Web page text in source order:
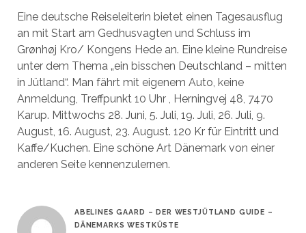
Eine deutsche Reiseleiterin bietet einen Tagesausflug
an mit Start am Gedhusvagten und Schluss im
Grønhøj Kro/ Kongens Hede an. Eine kleine Rundreise
unter dem Thema „ein bisschen Deutschland – mitten
in Jütland“. Man fährt mit eigenem Auto, keine
Anmeldung, Treffpunkt 10 Uhr , Herningvej 48, 7470
Karup. Mittwochs 28. Juni, 5. Juli, 19. Juli, 26. Juli, 9.
August, 16. August, 23. August. 120 Kr für Eintritt und
Kaffe/Kuchen. Eine schöne Art Dänemark von einer
anderen Seite kennenzulernen.
ABELINES GAARD – DER WESTJÜTLAND GUIDE –
DÄNEMARKS WESTKÜSTE